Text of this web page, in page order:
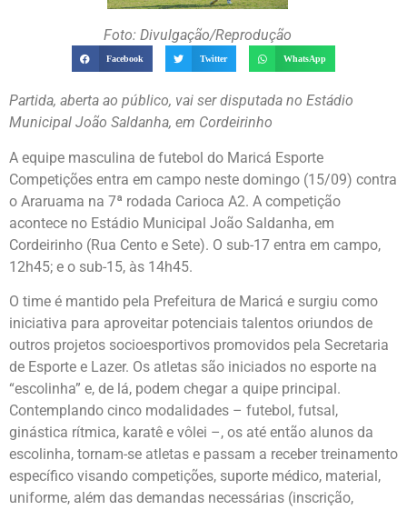
Foto: Divulgação/Reprodução
Facebook Twitter WhatsApp
Partida, aberta ao público, vai ser disputada no Estádio
Municipal João Saldanha, em Cordeirinho
A equipe masculina de futebol do Maricá Esporte
Competições entra em campo neste domingo (15/09) contra
o Araruama na 7ª rodada Carioca A2. A competição
acontece no Estádio Municipal João Saldanha, em
Cordeirinho (Rua Cento e Sete). O sub-17 entra em campo,
12h45; e o sub-15, às 14h45.
O time é mantido pela Prefeitura de Maricá e surgiu como
iniciativa para aproveitar potenciais talentos oriundos de
outros projetos socioesportivos promovidos pela Secretaria
de Esporte e Lazer. Os atletas são iniciados no esporte na
“escolinha” e, de lá, podem chegar a quipe principal.
Contemplando cinco modalidades – futebol, futsal,
ginástica rítmica, karatê e vôlei –, os até então alunos da
escolinha, tornam-se atletas e passam a receber treinamento
específico visando competições, suporte médico, material,
uniforme, além das demandas necessárias (inscrição,